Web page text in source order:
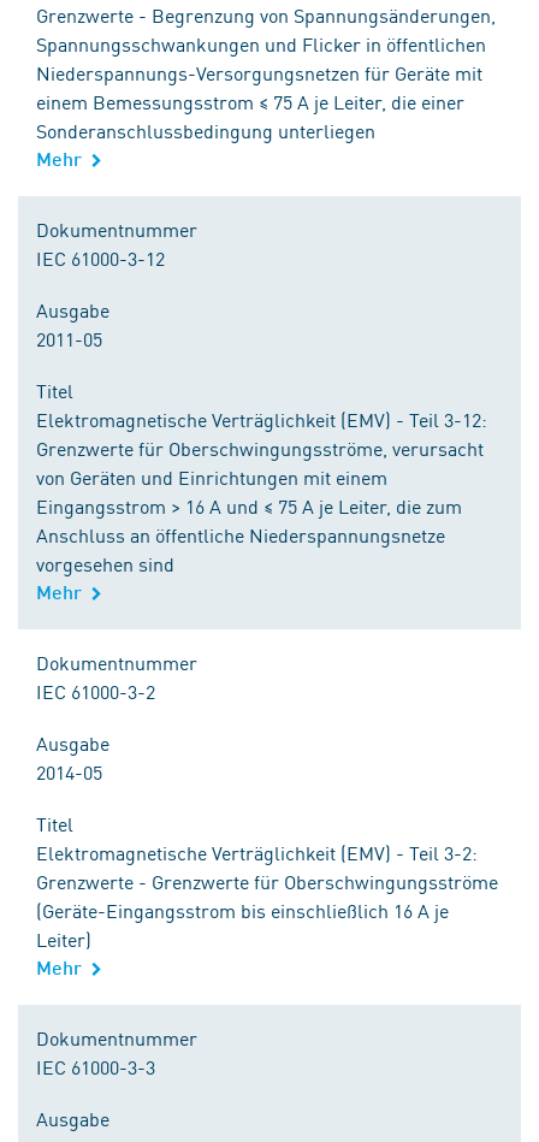
Grenzwerte - Begrenzung von Spannungsänderungen,
Spannungsschwankungen und Flicker in öffentlichen
Niederspannungs-Versorgungsnetzen für Geräte mit
einem Bemessungsstrom ≤ 75 A je Leiter, die einer
Sonderanschlussbedingung unterliegen
Mehr
Dokumentnummer
IEC 61000-3-12
Ausgabe
2011-05
Titel
Elektromagnetische Verträglichkeit (EMV) - Teil 3-12:
Grenzwerte für Oberschwingungsströme, verursacht
von Geräten und Einrichtungen mit einem
Eingangsstrom > 16 A und ≤ 75 A je Leiter, die zum
Anschluss an öffentliche Niederspannungsnetze
vorgesehen sind
Mehr
Dokumentnummer
IEC 61000-3-2
Ausgabe
2014-05
Titel
Elektromagnetische Verträglichkeit (EMV) - Teil 3-2:
Grenzwerte - Grenzwerte für Oberschwingungsströme
(Geräte-Eingangsstrom bis einschließlich 16 A je
Leiter)
Mehr
Dokumentnummer
IEC 61000-3-3
Ausgabe